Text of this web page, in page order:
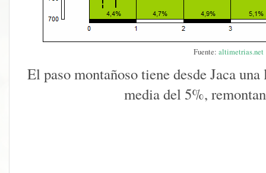
Fuente: altimetrias.net
El paso montañoso tiene desde Jaca
media del 5%,